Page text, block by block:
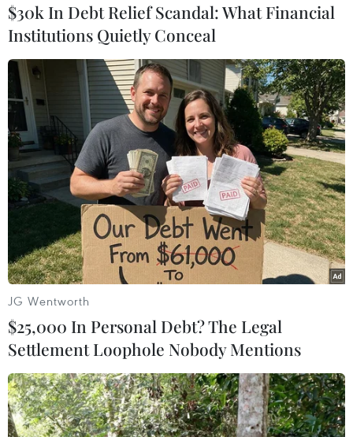
$30k In Debt Relief Scandal: What Financial
Institutions Quietly Conceal
JG Wentworth
$25,000 In Personal Debt? The Legal
Settlement Loophole Nobody Mentions